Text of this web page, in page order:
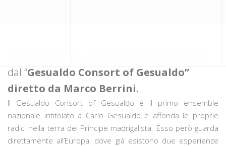
dal “Gesualdo Consort of Gesualdo”
diretto da Marco Berrini.
Il Gesualdo Consort of Gesualdo è il primo ensemble
nazionale intitolato a Carlo Gesualdo e affonda le proprie
radici nella terra del Principe madrigalista. Esso però guarda
direttamente all’Europa, dove già esistono due esperienze